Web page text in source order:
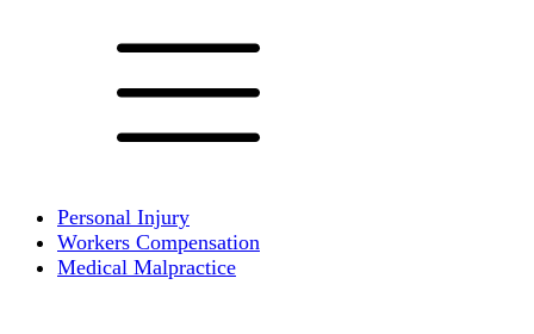
Personal Injury
Workers Compensation
Medical Malpractice